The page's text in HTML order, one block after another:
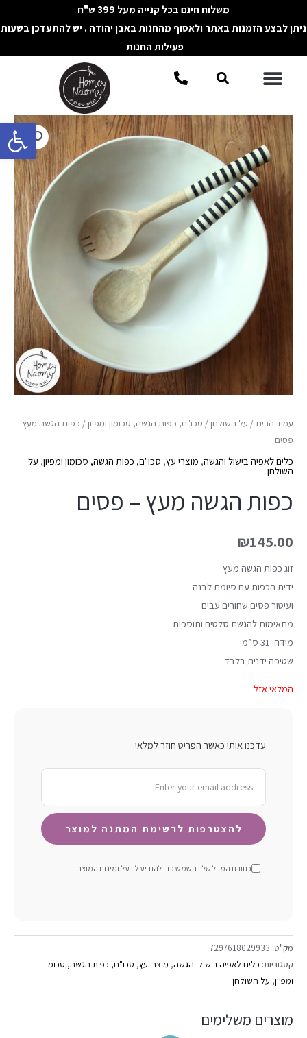
פתח
לתוכן
משלוח חינם בכל קנייה מעל 399 ש"ח
ניתן לבצע הזמנות באתר ולאסוף מהחנות באבן יהודה . יש להתעדכן בשעות
פעילות החנות
תפריטחיפוש
עמוד הבית/ על השולחן/ סכו"ם, כפות הגשה, סכומון ומפיון/ כפות הגשה מעץ –
פסים
כלים לאפיה בישול והגשה, מוצרי עץ, סכו"ם, כפות הגשה, סכומון ומפיון, על
השולחן
כפות הגשה מעץ – פסים
₪145.00
זוג כפות הגשה מעץ
ידית הכפות עם סיומת לבנה
ועיטור פסים שחורים עבים
מתאימות להגשת סלטים ותוספות
מידה: 31 ס”מ
שטיפה ידנית בלבד
המלאי אזל
עדכנו אותי כאשר הפריט חוזר למלאי.
כתובת המייל שלך תשמש כדי להודיע ​​לך על זמינות המוצר.
מק"ט: 7297618029933
קטגוריות: כלים לאפיה בישול והגשה, מוצרי עץ, סכו"ם, כפות הגשה, סכומון
ומפיון, על השולחן
מוצרים משלימים